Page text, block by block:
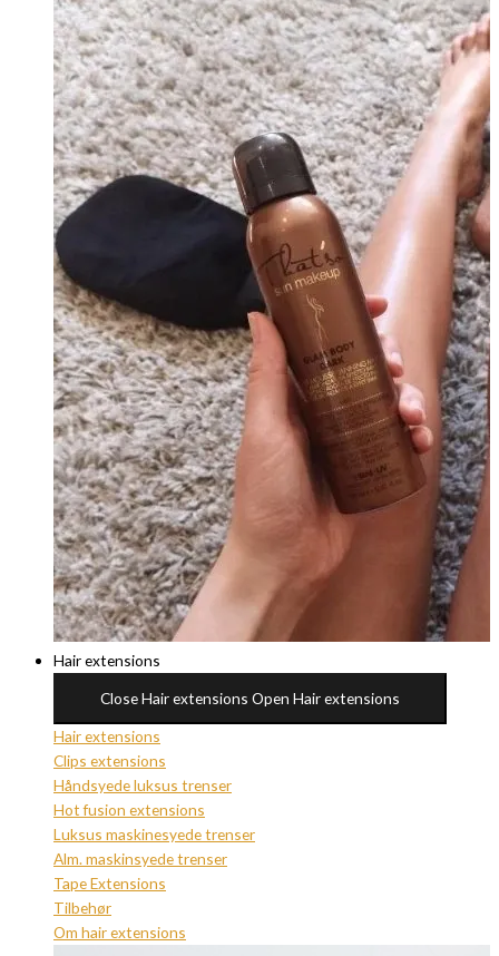
Hair extensions
Close Hair extensions Open Hair extensions
Hair extensions
Clips extensions
Håndsyede luksus trenser
Hot fusion extensions
Luksus maskinesyede trenser
Alm. maskinsyede trenser
Tape Extensions
Tilbehør
Om hair extensions